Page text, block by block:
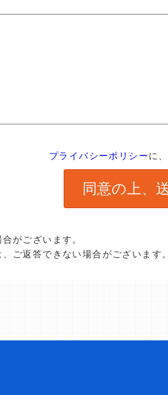
プライバシーポリシーに
がございます。
ご返答できない場合がございます。